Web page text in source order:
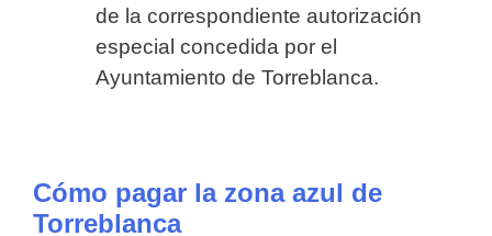
de la correspondiente autorización
especial concedida por el
Ayuntamiento de Torreblanca.
Cómo pagar la zona azul de
Torreblanca